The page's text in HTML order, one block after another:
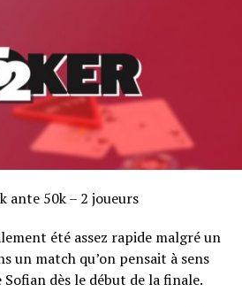
ante 50k – 2 joueurs
été assez rapide malgré un
un match qu’on pensait à sens
dès le début de la finale.